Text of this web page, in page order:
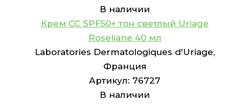
В наличии
Крем СС SPF50+ тон светлый Uriage
Roseliane 40 мл
Laboratories Dermatologiques d'Uriage,
Франция
Артикул: 76727
В наличии